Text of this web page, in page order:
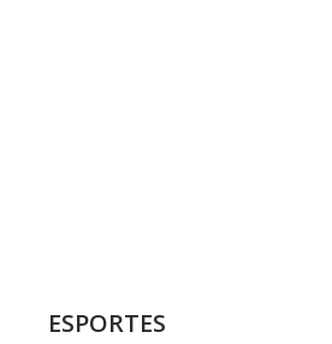
ESPORTES